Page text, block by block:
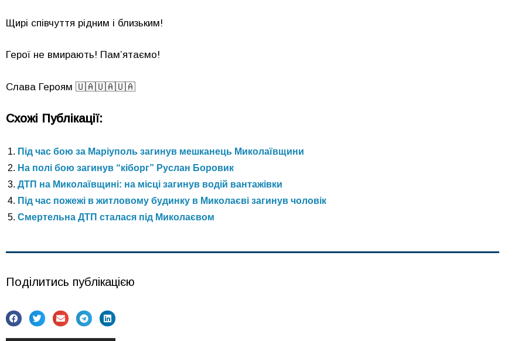
Щирі співчуття рідним і близьким!
Герої не вмирають! Пам’ятаємо!
Слава Героям 🇺🇦🇺🇦🇺🇦
Схожі Публікації:
Під час бою за Маріуполь загинув мешканець Миколаївщини
На полі бою загинув “кіборг” Руслан Боровик
ДТП на Миколаївщині: на місці загинув водій вантажівки
Під час пожежі в житловому будинку в Миколаєві загинув чоловік
Смертельна ДТП сталася під Миколаєвом
Поділитись публікацією